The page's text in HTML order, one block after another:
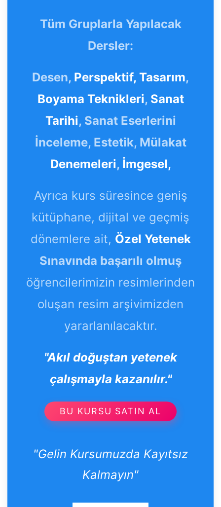
Tüm Gruplarla Yapılacak
Dersler:
Desen, Perspektif, Tasarım,
Boyama Teknikleri, Sanat
Tarihi, Sanat Eserlerini
İnceleme, Estetik, Mülakat
Denemeleri, İmgesel,
Ayrıca kurs süresince geniş
kütüphane, dijital ve geçmiş
dönemlere ait, Özel Yetenek
Sınavında başarılı olmuş
öğrencilerimizin resimlerinden
oluşan resim arşivimizden
yararlanılacaktır.
"Akıl doğuştan yetenek
çalışmayla kazanılır."
BU KURSU SATIN AL
"Gelin Kursumuzda Kayıtsız
Kalmayın"